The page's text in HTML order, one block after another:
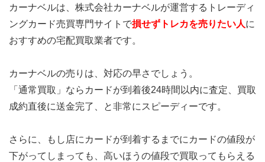
カーナベルは、株式会社カーナベルが運営するトレーディ
ングカード売買専門サイトで損せずトレカを売りたい人に
おすすめの宅配買取業者です。
カーナベルの売りは、対応の早さでしょう。
「通常買取」ならカードが到着後24時間以内に査定、買取
成約直後に送金完了、と非常にスピーディーです。
さらに、もし店にカードが到着するまでにカードの値段が
下がってしまっても、高いほうの値段で買取ってもらえる